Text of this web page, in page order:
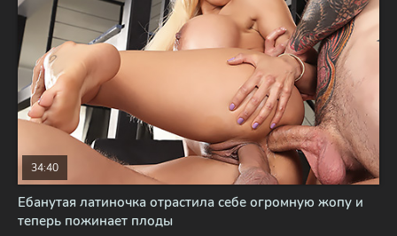
Ебанутая латиночка отрастила себе огромную жопу и
теперь пожинает плоды
34:40